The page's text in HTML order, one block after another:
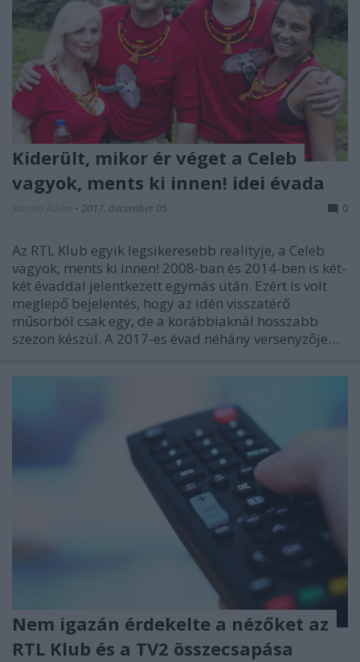
Kiderült, mikor ér véget a Celeb
vagyok, ments ki innen! idei évada
• 2017. december 05. 0
Az RTL Klub egyik legsikeresebb realityje, a Celeb
vagyok, ments ki innen! 2008-ban és 2014-ben is két-
két évaddal jelentkezett egymás után. Ezért is volt
meglepő bejelentés, hogy az idén visszatérő
műsorból csak egy, de a korábbiaknál hosszabb
szezon készül. A 2017-es évad néhány versenyzője…
Nem igazán érdekelte a nézőket az
RTL Klub és a TV2 összecsapása